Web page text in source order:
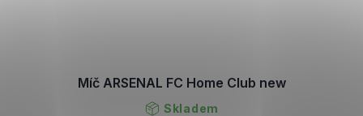
Míč ARSENAL FC Home Club new
Skladem